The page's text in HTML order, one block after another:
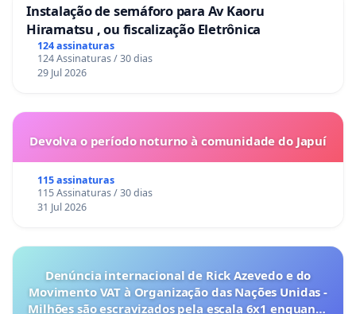
Instalação de semáforo para Av Kaoru
Hiramatsu , ou fiscalização Eletrônica
124 assinaturas
124 Assinaturas / 30 dias
29 Jul 2026
Devolva o período noturno à comunidade do Japuí
115 assinaturas
115 Assinaturas / 30 dias
31 Jul 2026
Denúncia internacional de Rick Azevedo e do
Movimento VAT à Organização das Nações Unidas -
Milhões são escravizados pela escala 6x1 enquanto